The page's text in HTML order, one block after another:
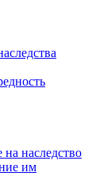
на наследство
им